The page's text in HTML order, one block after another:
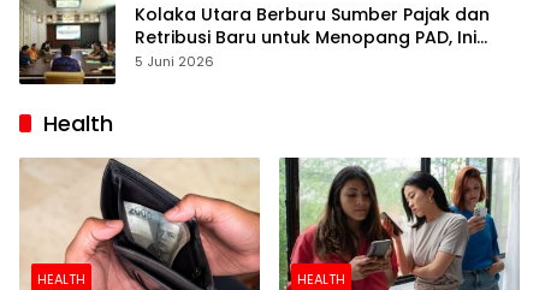
Kolaka Utara Berburu Sumber Pajak dan
Retribusi Baru untuk Menopang PAD, Ini
Daftarnya
5 Juni 2026
Health
HEALTH HEALTH